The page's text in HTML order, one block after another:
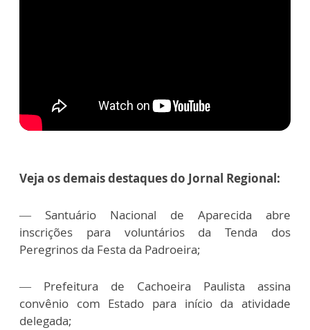
Veja os demais destaques do Jornal Regional:
— Santuário Nacional de Aparecida abre
inscrições para voluntários da Tenda dos
Peregrinos da Festa da Padroeira;
— Prefeitura de Cachoeira Paulista assina
convênio com Estado para início da atividade
delegada;